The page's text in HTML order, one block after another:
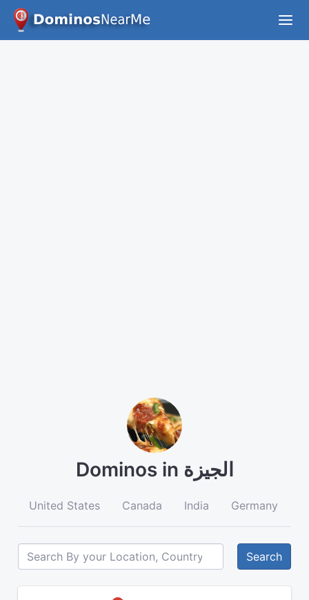
Dominos in الجيزة
United States Canada India Germany
Search